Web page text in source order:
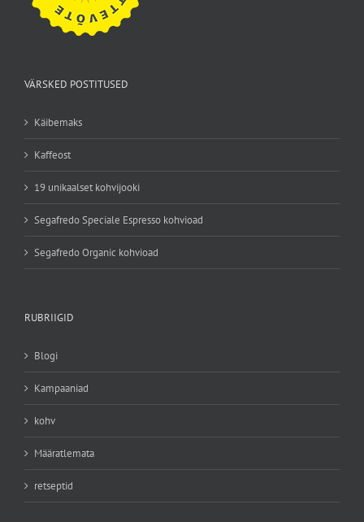
VÄRSKED POSTITUSED
Käibemaks
Kaffeost
19 unikaalset kohvijooki
Segafredo Speciale Espresso kohvioad
Segafredo Organic kohvioad
RUBRIIGID
Blogi
Kampaaniad
kohv
Määratlemata
retseptid